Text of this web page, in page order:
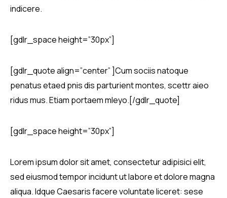
indicere.
[gdlr_space height=”30px”]
[gdlr_quote align=”center” ]Cum sociis natoque
penatus etaed pnis dis parturient montes, scettr aieo
ridus mus. Etiam portaem mleyo.[/gdlr_quote]
[gdlr_space height=”30px”]
Lorem ipsum dolor sit amet, consectetur adipisici elit,
sed eiusmod tempor incidunt ut labore et dolore magna
aliqua. Idque Caesaris facere voluntate liceret: sese